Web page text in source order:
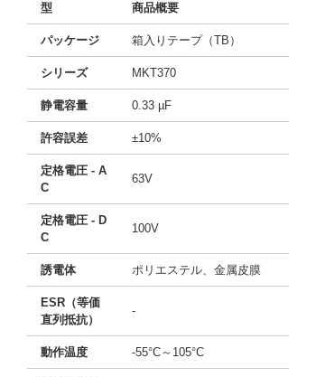
型 商品概要
パッケージ 箱入りテープ（TB）
シリーズ MKT370
静電容量 0.33 µF
許容誤差 ±10%
定格電圧 - A
C
63V
定格電圧 - D
C
100V
誘電体 ポリエステル、金属皮膜
ESR（等価
直列抵抗）
-
動作温度 -55°C～105°C